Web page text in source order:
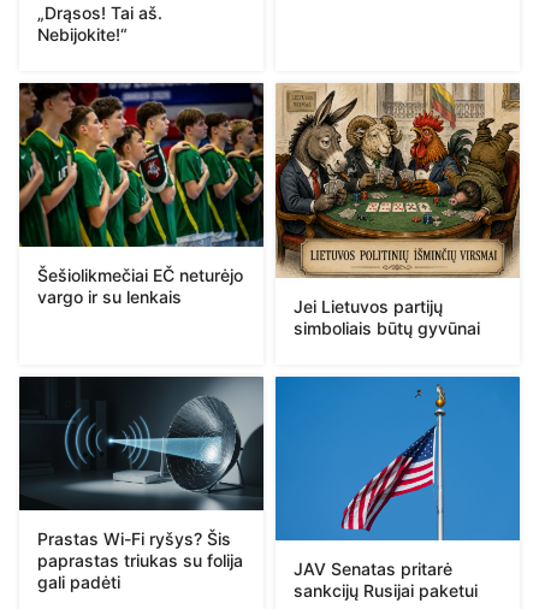
„Drąsos! Tai aš.
Nebijokite!“
Šešiolikmečiai EČ neturėjo
vargo ir su lenkais
Jei Lietuvos partijų
simboliais būtų gyvūnai
Prastas Wi-Fi ryšys? Šis
paprastas triukas su folija
gali padėti
JAV Senatas pritarė
sankcijų Rusijai paketui